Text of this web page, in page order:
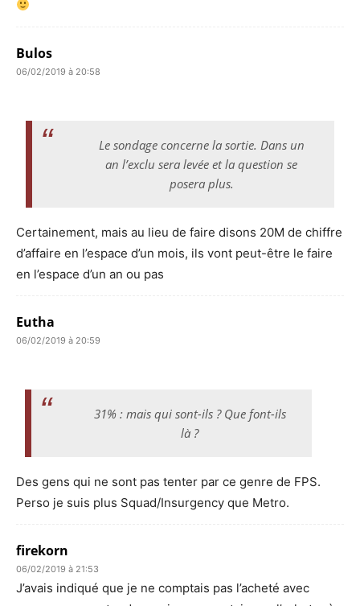
Bulos
06/02/2019 à 20:58
Le sondage concerne la sortie. Dans un
an l’exclu sera levée et la question se
posera plus.
Certainement, mais au lieu de faire disons 20M de chiffre
d’affaire en l’espace d’un mois, ils vont peut-être le faire
en l’espace d’un an ou pas
Eutha
06/02/2019 à 20:59
31% : mais qui sont-ils ? Que font-ils
là ?
Des gens qui ne sont pas tenter par ce genre de FPS.
Perso je suis plus Squad/Insurgency que Metro.
firekorn
06/02/2019 à 21:53
J’avais indiqué que je ne comptais pas l’acheté avec